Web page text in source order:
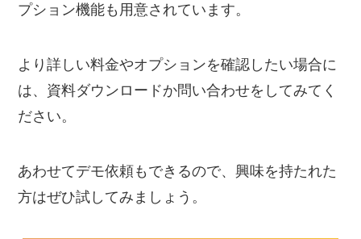
プション機能も用意されています。
より詳しい料金やオプションを確認したい場合に
は、資料ダウンロードか問い合わせをしてみてく
ださい。
あわせてデモ依頼もできるので、興味を持たれた
方はぜひ試してみましょう。